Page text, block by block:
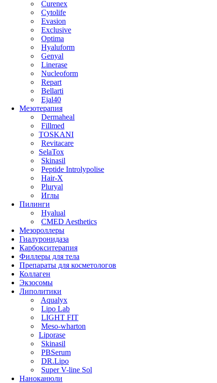
Curenex
Cytolife
Evasion
Exclusive
Optima
Hyaluform
Genyal
Linerase
Nucleoform
Repart
Bellarti
Ejal40
Мезотерапия
Dermaheal
Fillmed
TOSKANI
Revitacare
SelaTox
Skinasil
Peptide Introlypolise
Hair-X
Pluryal
Иглы
Пилинги
Hyalual
CMED Aesthetics
Мезороллеры
Гиалуронидаза
Карбокситерапия
Филлеры для тела
Препараты для косметологов
Коллаген
Экзосомы
Липолитики
Aqualyx
Lipo Lab
LIGHT FIT
Meso-wharton
Liporase
Skinasil
PBSerum
DR.Lipo
Super V-line Sol
Наноканюли